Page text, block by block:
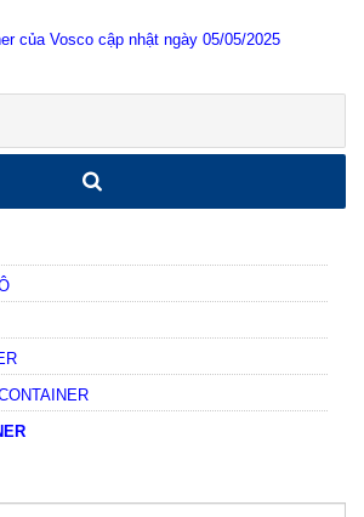
của Vosco cập nhật ngày 05/05/2025